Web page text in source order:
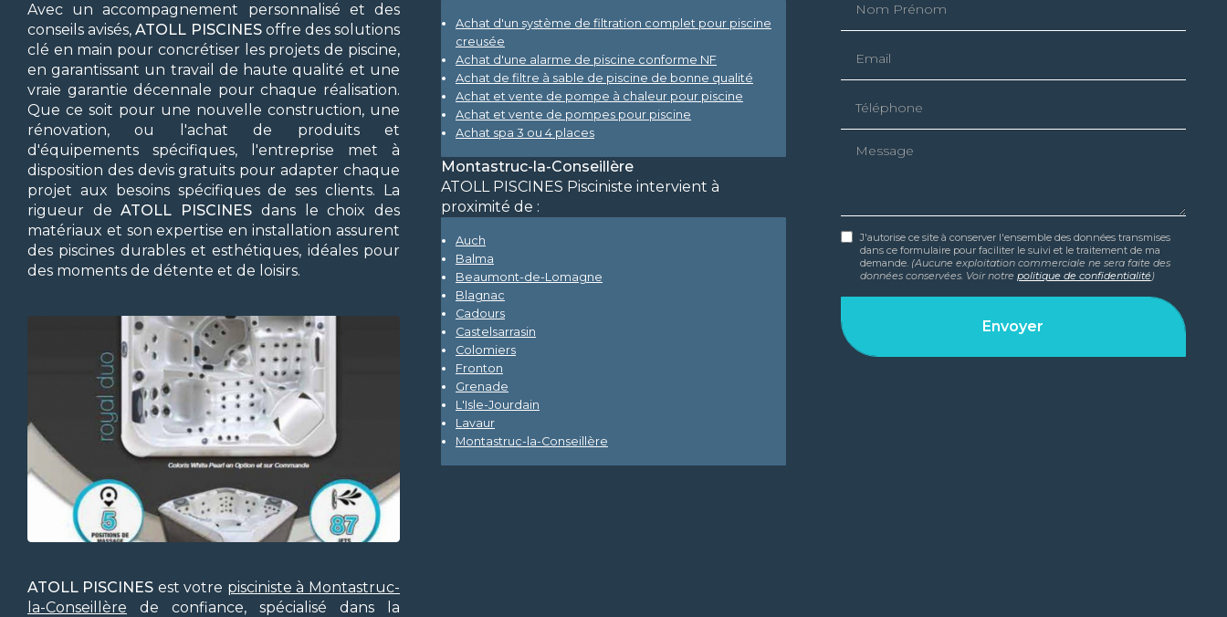
Avec un accompagnement personnalisé et des
conseils avisés, ATOLL PISCINESoffre des solutions
clé en main pour concrétiser les projets de piscine,
en garantissant un travail de haute qualité et une
vraie garantie décennale pour chaque réalisation.
Que ce soit pour une nouvelle construction, une
rénovation, ou l'achat de produits et
d'équipements spécifiques, l'entreprise met à
disposition des devis gratuits pour adapter chaque
projet aux besoins spécifiques de ses clients. La
rigueur deATOLL PISCINES dans le choix des
matériaux et son expertise en installation assurent
des piscines durables et esthétiques, idéales pour
des moments de détente et de loisirs.
ATOLL PISCINES est votre pisciniste à Montastruc-
la-Conseillère de confiance, spécialisé dans la
Achat d'un système de filtration complet pour piscine
creusée
Achat d'une alarme de piscine conforme NF
Achat de filtre à sable de piscine de bonne qualité
Achat et vente de pompe à chaleur pour piscine
Achat et vente de pompes pour piscine
Achat spa 3 ou 4 places
Montastruc-la-Conseillère
ATOLL PISCINES Pisciniste intervient à
proximité de :
Auch
Balma
Beaumont-de-Lomagne
Blagnac
Cadours
Castelsarrasin
Colomiers
Fronton
Grenade
L'Isle-Jourdain
Lavaur
Montastruc-la-Conseillère
Message
J'autorise ce site à conserver l'ensemble des données transmises
dans ce formulaire pour faciliter le suivi et le traitement de ma
demande. (Aucune exploitation commerciale ne sera faite des
données conservées. Voir notre politique de confidentialité)